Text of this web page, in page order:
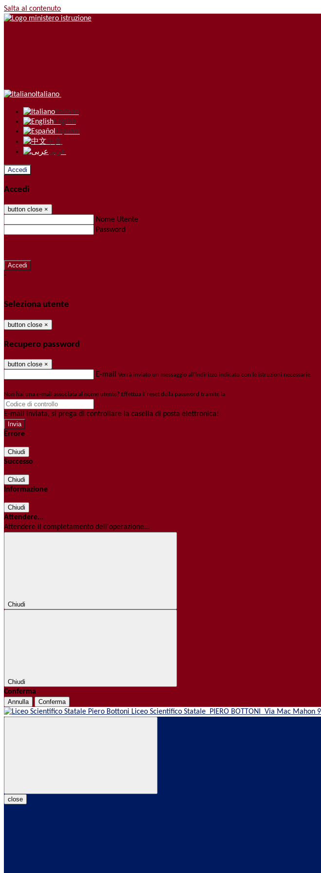
Salta al contenuto
Italiano
Italiano
English
Español
中文
عربى
Accedi
Accedi
button close ×
Nome Utente
Password
-
Seleziona utente
button close ×
Recupero password
button close ×
E-mail Verrà inviato un messaggio all'indirizzo indicato con le istruzioni necessarie.
Non hai una e-mail associata al nome utente? Effettua il reset della password tramite la
E-mail inviata, si prega di controllare la casella di posta elettronica!
Errore
Chiudi
Successo
Chiudi
Informazione
Chiudi
Attendere...
Attendere il completamento dell'operazione...
Chiudi
Chiudi
Conferma
Annulla Conferma
Liceo Scientifico Statale PIERO BOTTONI Via Mac Mahon
close